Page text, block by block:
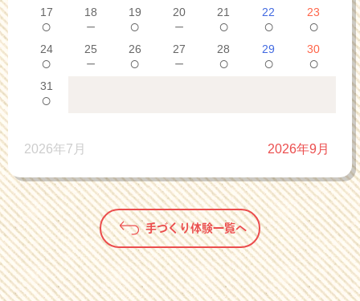
17
○
18
－
19
○
20
－
21
○
22
○
23
○
24
○
25
－
26
○
27
－
28
○
29
○
30
○
31
○
2026年7月 2026年9月
手づくり体験一覧へ